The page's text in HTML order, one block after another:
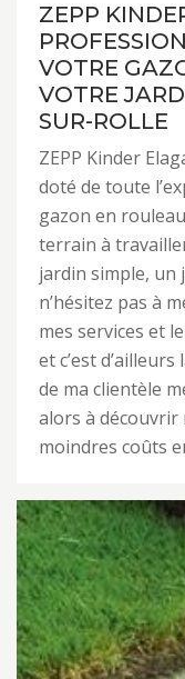
ZEPP
VOTRE
VOTRE
SUR-ROLLE
ZEPP Kinder
doté de toute
gazon en
terrain à
jardin simple, un
n’hésitez pas à
mes services et
et c’est
de ma clientèle
alors à découvrir
moindres coûts